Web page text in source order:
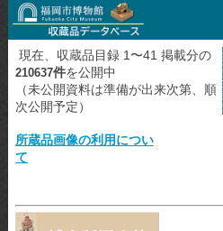
現在、収蔵品目録 1〜41 掲載分の
210637件を公開中
（未公開資料は準備が出来次第、順
次公開予定）
所蔵品画像の利用につい
て